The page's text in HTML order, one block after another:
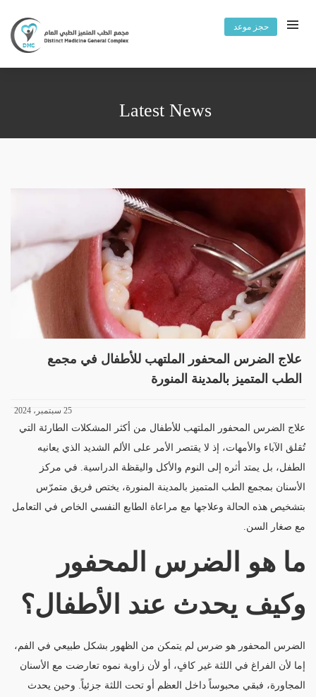
حجز موعد
Latest News
علاج الضرس المحفور الملتهب للأطفال في مجمع
الطب المتميز بالمدينة المنورة
25 سبتمبر، 2024
علاج الضرس المحفور الملتهب للأطفال من أكثر المشكلات الطارئة التي
تُقلق الآباء والأمهات، إذ لا يقتصر الأمر على الألم الشديد الذي يعانيه
الطفل، بل يمتد أثره إلى النوم والأكل واليقظة الدراسية. في مركز
الأسنان بمجمع الطب المتميز بالمدينة المنورة، يختص فريق متمرّس
بتشخيص هذه الحالة وعلاجها مع مراعاة الطابع النفسي الخاص في التعامل
مع صغار السن.
ما هو الضرس المحفور
وكيف يحدث عند الأطفال؟
الضرس المحفور هو ضرس لم يتمكن من الظهور بشكل طبيعي في الفم،
إما لأن الفراغ في اللثة غير كافٍ، أو لأن زاوية نموه تعارضت مع الأسنان
المجاورة، فبقي محبوساً داخل العظم أو تحت اللثة جزئياً. وحين يحدث